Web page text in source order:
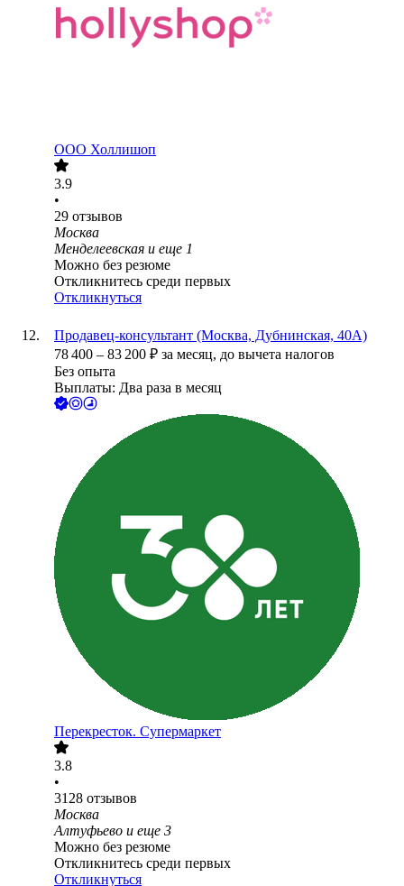
ООО Холлишоп
3.9
•
29 отзывов
Москва
Менделеевская и еще 1
Можно без резюме
Откликнитесь среди первых
Откликнуться
Продавец-консультант (Москва, Дубнинская, 40А)
78 400 – 83 200 ₽ за месяц, до вычета налогов
Без опыта
Выплаты: Два раза в месяц
Перекресток. Супермаркет
3.8
•
3128 отзывов
Москва
Алтуфьево и еще 3
Можно без резюме
Откликнитесь среди первых
Откликнуться